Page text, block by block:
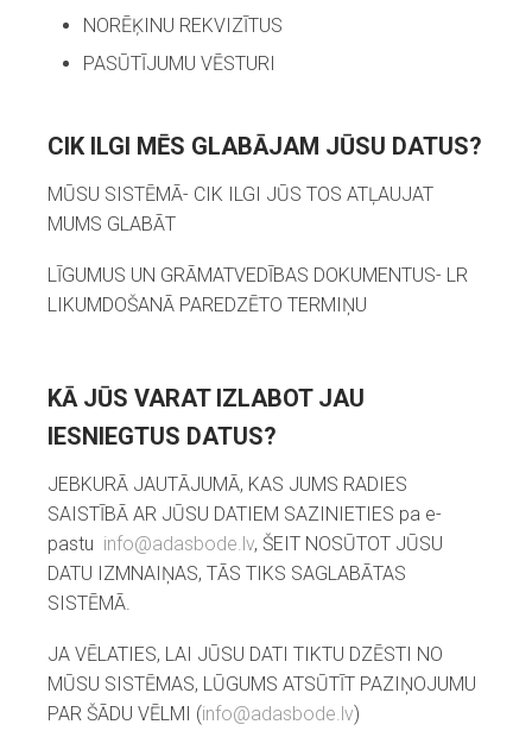
NORĒĶINU REKVIZĪTUS
PASŪTĪJUMU VĒSTURI
CIK ILGI MĒS GLABĀJAM JŪSU DATUS?
MŪSU SISTĒMĀ- CIK ILGI JŪS TOS ATĻAUJAT
MUMS GLABĀT
LĪGUMUS UN GRĀMATVEDĪBAS DOKUMENTUS- LR
LIKUMDOŠANĀ PAREDZĒTO TERMIŅU
KĀ JŪS VARAT IZLABOT JAU
IESNIEGTUS DATUS?
JEBKURĀ JAUTĀJUMĀ, KAS JUMS RADIES
SAISTĪBĀ AR JŪSU DATIEM SAZINIETIES pa e-
pastu info@adasbode.lv, ŠEIT NOSŪTOT JŪSU
DATU IZMNAIŅAS, TĀS TIKS SAGLABĀTAS
SISTĒMĀ.
JA VĒLATIES, LAI JŪSU DATI TIKTU DZĒSTI NO
MŪSU SISTĒMAS, LŪGUMS ATSŪTĪT PAZIŅOJUMU
PAR ŠĀDU VĒLMI (info@adasbode.lv)